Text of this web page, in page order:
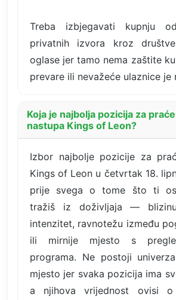
Treba izbjegavati kupnju
privatnih izvora kroz
oglase jer tamo nema zaštite
prevare ili nevažeće ulaznice je
Koja je najbolja pozicija za
nastupa Kings of Leon?
Izbor najbolje pozicije za
Kings of Leon u četvrtak 18.
prije svega o tome što ti
tražiš iz doživljaja —
intenzitet, ravnotežu između
ili mirnije mjesto s
programa. Ne postoji
mjesto jer svaka pozicija ima
a njihova vrijednost ovisi